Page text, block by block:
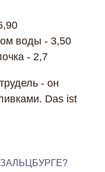
воды - 3,50
- 2,7
- он
Das ist